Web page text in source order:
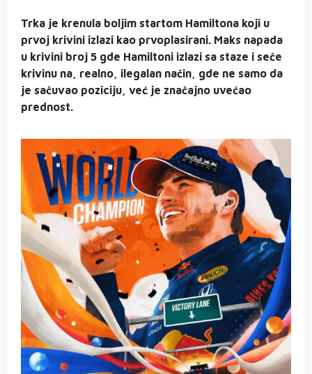
Trka je krenula boljim startom Hamiltona koji u
prvoj krivini izlazi kao prvoplasirani. Maks napada
u krivini broj 5 gde Hamiltoni izlazi sa staze i seče
krivinu na, realno, ilegalan način, gde ne samo da
je sačuvao poziciju, već je značajno uvećao
prednost.